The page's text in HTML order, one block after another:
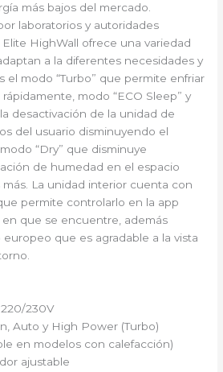
más bajos del mercado.
laboratorios y autoridades
HighWall ofrece una variedad
a la diferentes necesidades y
el modo “Turbo” que permite enfriar
modo “ECO Sleep” y
desactivación de la unidad de
del usuario disminuyendo el
“Dry” que disminuye
de humedad en el espacio
La unidad interior cuenta con
permite controlarlo en la app
que se encuentre, además
que es agradable a la vista
220/230V
Auto y High Power (Turbo)
en modelos con calefacción)
ajustable